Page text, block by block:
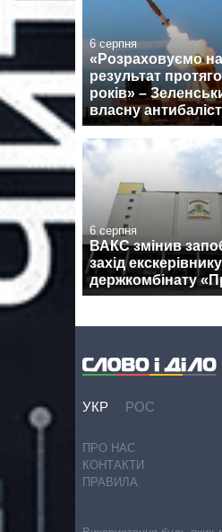
6 серпня
«Розраховуємо на
результат
років» –
власну
6 серпня
ВАКС змінив
захід екскерівнику
держкомбінату
УКР РОС
ПРО НАС
КОНТАКТИ
ПРАВИЛА